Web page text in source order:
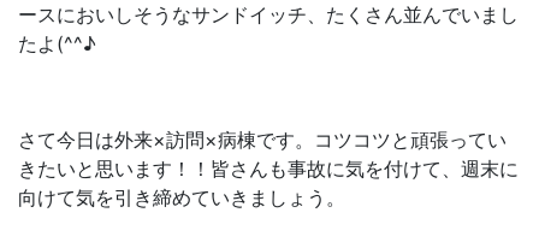
ースにおいしそうなサンドイッチ、たくさん並んでいまし
たよ(^^♪
さて今日は外来×訪問×病棟です。コツコツと頑張ってい
きたいと思います！！皆さんも事故に気を付けて、週末に
向けて気を引き締めていきましょう。